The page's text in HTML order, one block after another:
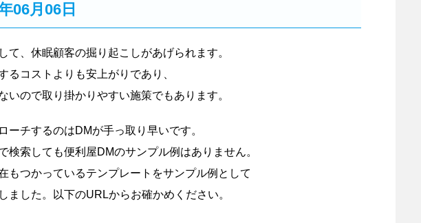
06月06日
て、休眠顧客の掘り起こしがあげられます。
るコストよりも安上がりであり、
いので取り掛かりやすい施策でもあります。
ーチするのはDMが手っ取り早いです。
検索しても便利屋DMのサンプル例はありません。
もつかっているテンプレートをサンプル例として
ました。以下のURLからお確かめください。